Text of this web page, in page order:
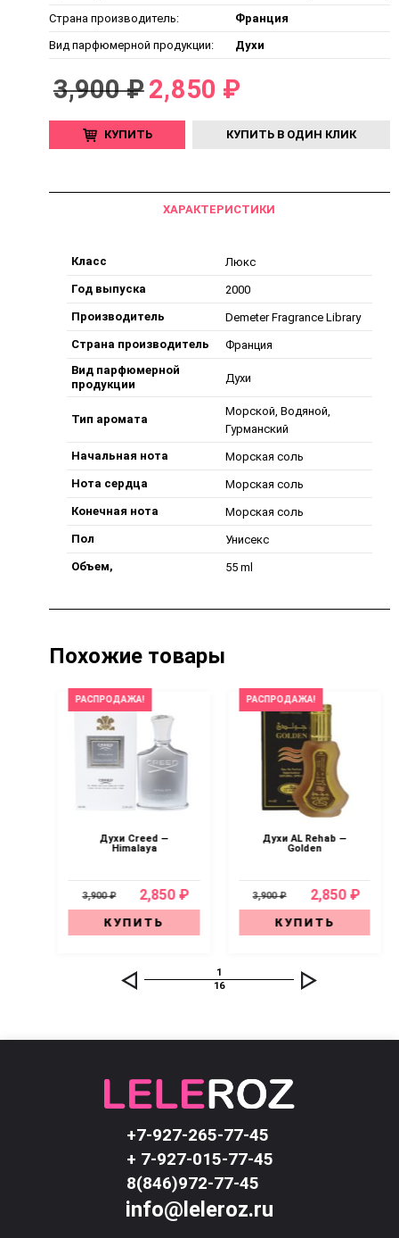
Страна производитель:
Франция
Вид парфюмерной продукции:
Духи
3,900 ₽2,850 ₽
КУПИТЬ КУПИТЬ В ОДИН КЛИК
ХАРАКТЕРИСТИКИ
Класс
Люкс
Год выпуска
2000
Производитель
Demeter Fragrance Library
Страна производитель
Франция
Вид парфюмерной
продукции
Духи
Тип аромата
Морской, Водяной,
Гурманский
Начальная нота
Морская соль
Нота сердца
Морская соль
Конечная нота
Морская соль
Пол
Унисекс
Объем,
55 ml
Похожие товары
РАСПРОДАЖА!
Духи Creed —
Himalaya
3,900 ₽ 2,850 ₽
КУПИТЬ
РАСПРОДАЖА!
Духи AL Rehab —
Golden
3,900 ₽ 2,850 ₽
КУПИТЬ
1
16
+7-927-265-77-45
+ 7-927-015-77-45
8(846)972-77-45
info@leleroz.ru